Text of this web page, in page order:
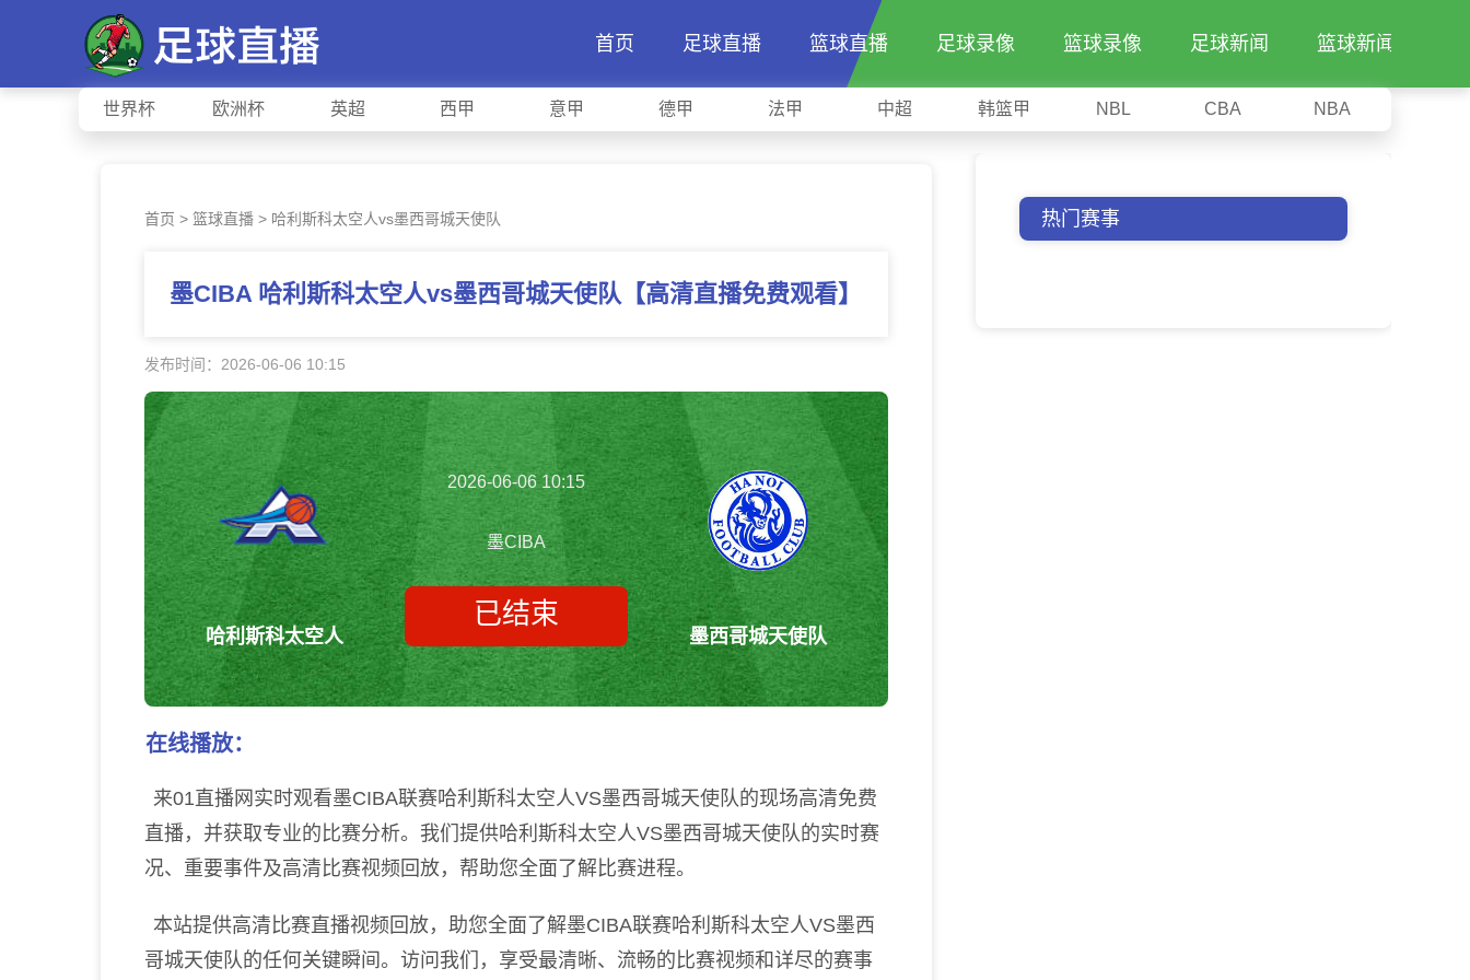
首页 足球直播 篮球直播 足球录像 篮球录像 足球新闻 篮球新闻
世界杯 欧洲杯 英超 西甲 意甲 德甲 法甲 中超 韩篮甲 NBL CBA NBA
首页 > 篮球直播 > 哈利斯科太空人vs墨西哥城天使队
墨CIBA 哈利斯科太空人vs墨西哥城天使队【高清直播免费观看】
发布时间：2026-06-06 10:15
哈利斯科太空人
2026-06-06 10:15
墨CIBA
已结束
墨西哥城天使队
在线播放：
来01直播网实时观看墨CIBA联赛哈利斯科太空人VS墨西哥城天使队的现场高清免费
直播，并获取专业的比赛分析。我们提供哈利斯科太空人VS墨西哥城天使队的实时赛
况、重要事件及高清比赛视频回放，帮助您全面了解比赛进程。
本站提供高清比赛直播视频回放，助您全面了解墨CIBA联赛哈利斯科太空人VS墨西
哥城天使队的任何关键瞬间。访问我们，享受最清晰、流畅的比赛视频和详尽的赛事
热门赛事